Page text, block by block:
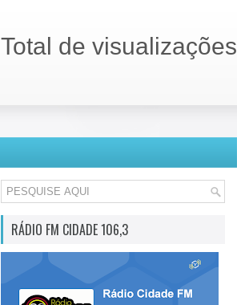
Total de visualizações
RÁDIO FM CIDADE 106,3